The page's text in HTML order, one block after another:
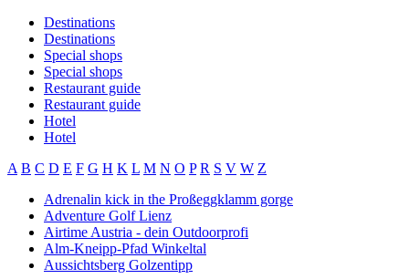
Destinations
Destinations
Special shops
Special shops
Restaurant guide
Restaurant guide
Hotel
Hotel
A B C D E F G H K L M N O P R S V W Z
Adrenalin kick in the Proßeggklamm gorge
Adventure Golf Lienz
Airtime Austria - dein Outdoorprofi
Alm-Kneipp-Pfad Winkeltal
Aussichtsberg Golzentipp